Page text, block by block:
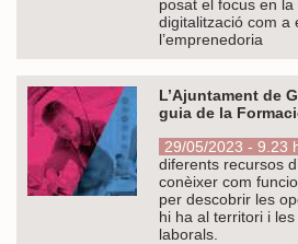
posat el focus en
digitalització com a
l’emprenedoria
L’Ajuntament de
guia de la
29/05/2023 - 9.23
diferents recursos
conèixer com
per descobrir les
hi ha al territori i
laborals.